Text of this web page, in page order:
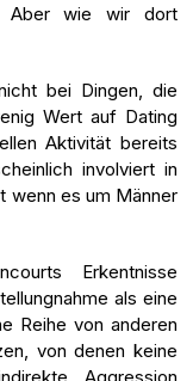
Aber wie wir dort
bei Dingen, die
Wert auf Dating
Aktivität bereits
involviert in
wenn es um Männer
Erkentnisse
als eine
Reihe von anderen
von denen keine
Aggression